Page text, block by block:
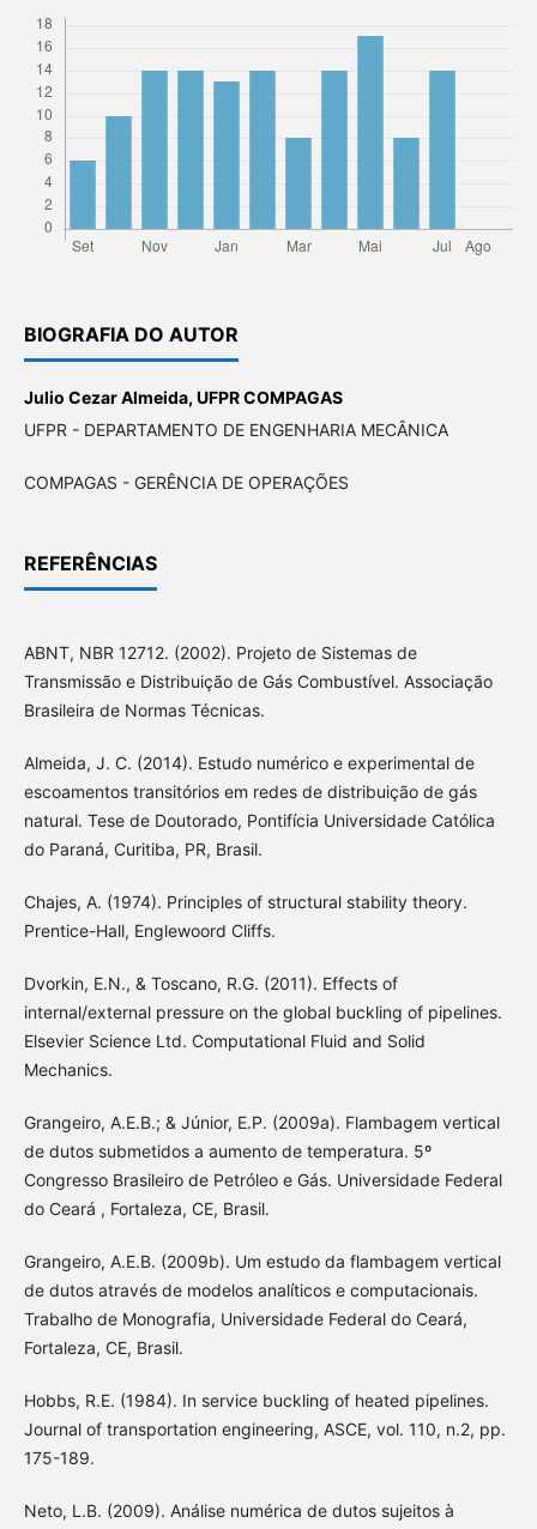
BIOGRAFIA DO AUTOR
Julio Cezar Almeida, UFPR COMPAGAS
UFPR - DEPARTAMENTO DE ENGENHARIA MECÂNICA
COMPAGAS - GERÊNCIA DE OPERAÇÕES
REFERÊNCIAS
ABNT, NBR 12712. (2002). Projeto de Sistemas de
Transmissão e Distribuição de Gás Combustível. Associação
Brasileira de Normas Técnicas.
Almeida, J. C. (2014). Estudo numérico e experimental de
escoamentos transitórios em redes de distribuição de gás
natural. Tese de Doutorado, Pontifícia Universidade Católica
do Paraná, Curitiba, PR, Brasil.
Chajes, A. (1974). Principles of structural stability theory.
Prentice-Hall, Englewoord Cliffs.
Dvorkin, E.N., & Toscano, R.G. (2011). Effects of
internal/external pressure on the global buckling of pipelines.
Elsevier Science Ltd. Computational Fluid and Solid
Mechanics.
Grangeiro, A.E.B.; & Júnior, E.P. (2009a). Flambagem vertical
de dutos submetidos a aumento de temperatura. 5º
Congresso Brasileiro de Petróleo e Gás. Universidade Federal
do Ceará , Fortaleza, CE, Brasil.
Grangeiro, A.E.B. (2009b). Um estudo da flambagem vertical
de dutos através de modelos analíticos e computacionais.
Trabalho de Monografia, Universidade Federal do Ceará,
Fortaleza, CE, Brasil.
Hobbs, R.E. (1984). In service buckling of heated pipelines.
Journal of transportation engineering, ASCE, vol. 110, n.2, pp.
175-189.
Neto, L.B. (2009). Análise numérica de dutos sujeitos à